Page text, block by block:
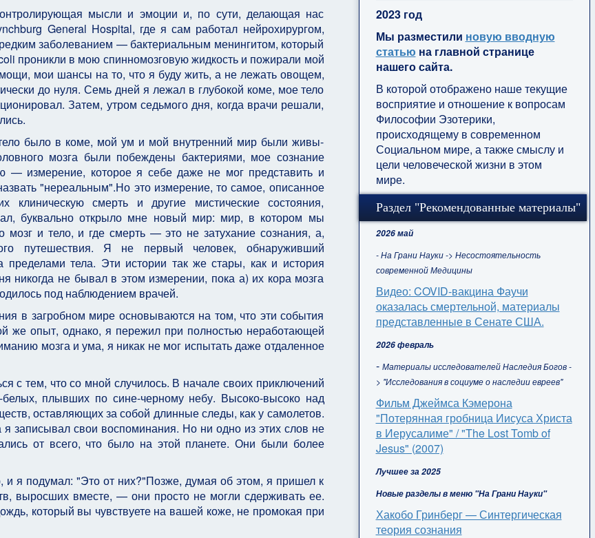
мысли и эмоции и, по сути, делающая нас
General Hospital, где я сам работал нейрохирургом,
заболеванием — бактериальным менингитом, который
проникли в мою спинномозговую жидкость и пожирали мой
мои шансы на то, что я буду жить, а не лежать овощем,
до нуля. Семь дней я лежал в глубокой коме, мое тело
Затем, утром седьмого дня, когда врачи решали,
было в коме, мой ум и мой внутренний мир были живы-
мозга были побеждены бактериями, мое сознание
— измерение, которое я себе даже не мог представить и
"нереальным".Но это измерение, то самое, описанное
клиническую смерть и другие мистические состояния,
буквально открыло мне новый мир: мир, в котором мы
мозг и тело, и где смерть — это не затухание сознания, а,
путешествия. Я не первый человек, обнаруживший
пределами тела. Эти истории так же стары, как и история
никогда не бывал в этом измерении, пока а) их кора мозга
под наблюдением врачей.
в загробном мире основываются на том, что эти события
же опыт, однако, я пережил при полностью неработающей
мозга и ума, я никак не мог испытать даже отдаленное
с тем, что со мной случилось. В начале своих приключений
плывших по сине-черному небу. Высоко-высоко над
оставляющих за собой длинные следы, как у самолетов.
записывал свои воспоминания. Но ни одно из этих слов не
от всего, что было на этой планете. Они были более
и я подумал: "Это от них?"Позже, думая об этом, я пришел к
выросших вместе, — они просто не могли сдерживать ее.
который вы чувствуете на вашей коже, не промокая при
2023 год
Мы разместили новую вводную
статью на главной странице
нашего сайта.
В которой отображено наше текущие
восприятие и отношение к вопросам
Философии Эзотерики,
происходящему в современном
Социальном мире, а также смыслу и
цели человеческой жизни в этом
мире.
Раздел "Рекомендованные материалы"
2026 май
- На Грани Науки -> Несостоятельность
современной Медицины
Видео: COVID-вакцина Фаучи
оказалась смертельной, материалы
представленные в Сенате США.
2026 февраль
- Материалы исследователей Наследия Богов -
> "Исследования в социуме о наследии евреев"
Фильм Джеймса Кэмерона
"Потерянная гробница Иисуса Христа
в Иерусалиме" / "The Lost Tomb of
Jesus" (2007)
Лучшее за 2025
Новые разделы в меню "На Грани Науки"
Хакобо Гринберг — Синтергическая
теория сознания